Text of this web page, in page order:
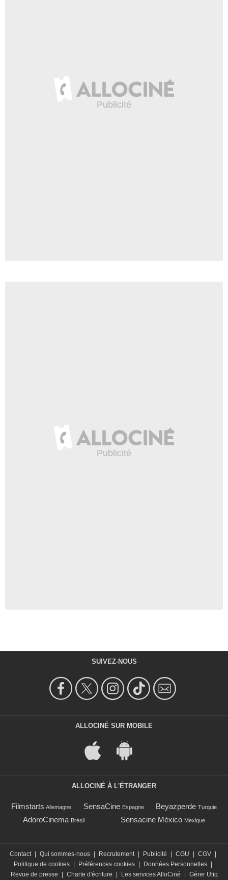
SUIVEZ-NOUS
ALLOCINÉ SUR MOBILE
ALLOCINÉ À L'ÉTRANGER
Filmstarts Allemagne SensaCine Espagne Beyazperde Turquie
AdoroCinema Brésil Sensacine México Mexique
Contact | Qui sommes-nous | Recrutement | Publicité | CGU | CGV |
Politique de cookies | Préférences cookies | Données Personnelles |
Revue de presse
| Charte d'écriture | Les services AlloCiné | Gérer Utiq